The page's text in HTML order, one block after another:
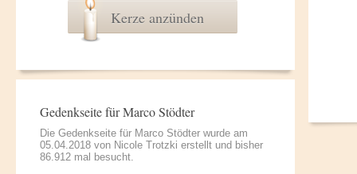
Kerze anzünden
Gedenkseite für Marco Stödter
Die Gedenkseite für Marco Stödter wurde am
05.04.2018 von Nicole Trotzki erstellt und bisher
86.912 mal besucht.